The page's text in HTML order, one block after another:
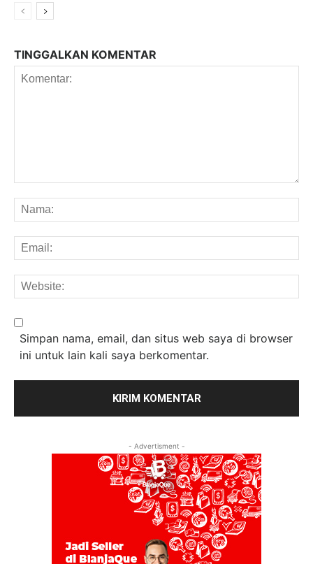
TINGGALKAN KOMENTAR
Simpan nama, email, dan situs web saya di browser
ini untuk lain kali saya berkomentar.
- Advertisment -